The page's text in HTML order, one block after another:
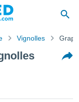
Vignolles